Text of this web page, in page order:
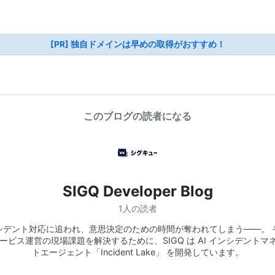
[PR] 独自ドメインは早めの取得がおすすめ！
このブログの読者になる
SIGQ Developer Blog
1人の読者
デント対応に追われ、意思決定のための時間が奪われてしまう——。
ビス運営の現場課題を解決するために、SIGQ は AI インシデントマ
トエージェント「Incident Lake」 を開発しています。